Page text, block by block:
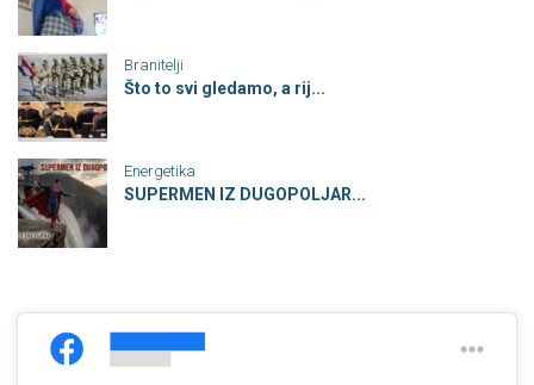
Branitelji
Što to svi gledamo, a rij...
Energetika
SUPERMEN IZ DUGOPOLJAR...